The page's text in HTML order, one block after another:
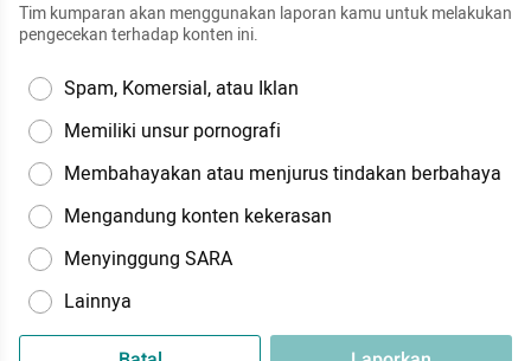
Tim kumparan akan menggunakan laporan kamu untuk melakukan
pengecekan terhadap konten ini.
Spam, Komersial, atau Iklan
Memiliki unsur pornografi
Membahayakan atau menjurus tindakan berbahaya
Mengandung konten kekerasan
Menyinggung SARA
Lainnya